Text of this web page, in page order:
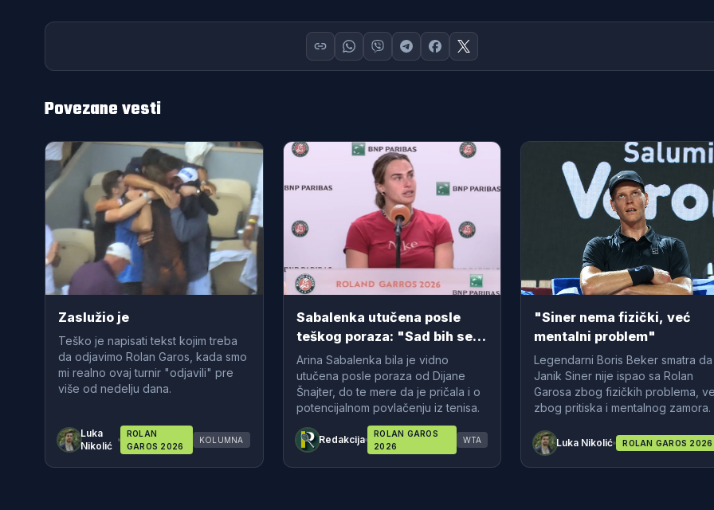
Povezane vesti
Zaslužio je
Teško je napisati tekst kojim treba
da odjavimo Rolan Garos, kada smo
mi realno ovaj turnir "odjavili" pre
više od nedelju dana.
Luka
Nikolić
ROLAN
GAROS 2026
KOLUMNA
Sabalenka utučena posle
teškog poraza: "Sad bih se
povukla iz tenisa"
Arina Sabalenka bila je vidno
utučena posle poraza od Dijane
Šnajter, do te mere da je pričala i o
potencijalnom povlačenju iz tenisa.
Redakcija
ROLAN GAROS
2026
WTA
"Siner nema fizički, već
mentalni problem"
Legendarni Boris Beker smatra da
Janik Siner nije ispao sa Rolan
Garosa zbog fizičkih problema,
zbog pritiska i mentalnog zamora.
Luka Nikolić ROLAN GAROS 2026